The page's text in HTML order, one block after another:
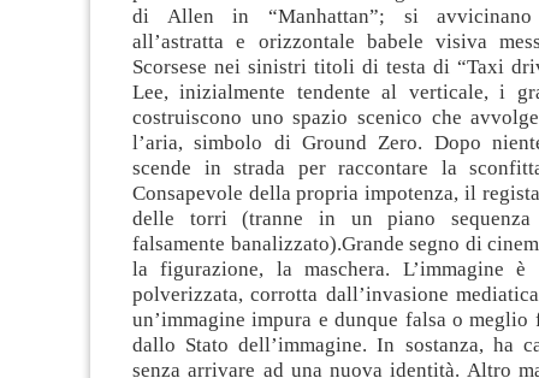
di Allen in “Manhattan”; si avvicinano
all’astratta e orizzontale babele visiva
Scorsese nei sinistri titoli di testa di “Taxi
Lee, inizialmente tendente al verticale, i
costruiscono uno spazio scenico che
l’aria, simbolo di Ground Zero. Dopo
scende in strada per raccontare la
Consapevole della propria impotenza, il
delle torri (tranne in un piano sequenza
falsamente banalizzato).Grande segno di
la figurazione, la maschera. L’immagine è
polverizzata, corrotta dall’invasione
un’immagine impura e dunque falsa o
dallo Stato dell’immagine. In sostanza, ha
senza arrivare ad una nuova identità. Altro